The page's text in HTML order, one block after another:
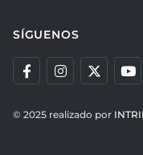
SÍGUENOS
© 2025 realizado por